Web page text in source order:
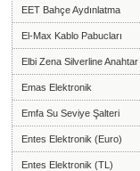
EET Bahçe Aydınlatma
El-Max Kablo Pabucları
Elbi Zena Silverline Anahtar
Emas Elektronik
Emfa Su Seviye Şalteri
Entes Elektronik (Euro)
Entes Elektronik (TL)